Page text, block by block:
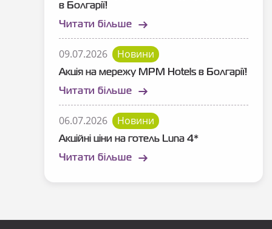
в Болгарії!
Читати більше
09.07.2026 Новини
Акція на мережу MPM Hotels в Болгарії!
Читати більше
06.07.2026 Новини
Акційні ціни на готель Luna 4*
Читати більше